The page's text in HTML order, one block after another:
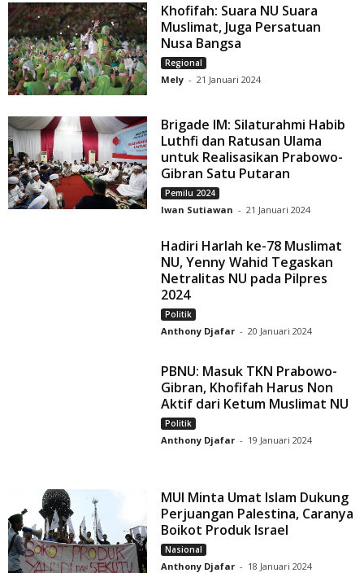
Khofifah: Suara NU Suara
Muslimat, Juga Persatuan
Nusa Bangsa
Regional
Mely - 21 Januari 2024
Brigade IM: Silaturahmi Habib
Luthfi dan Ratusan Ulama
untuk Realisasikan Prabowo-
Gibran Satu Putaran
Pemilu 2024
Iwan Sutiawan - 21 Januari 2024
Hadiri Harlah ke-78 Muslimat
NU, Yenny Wahid Tegaskan
Netralitas NU pada Pilpres
2024
Politik
Anthony Djafar - 20 Januari 2024
PBNU: Masuk TKN Prabowo-
Gibran, Khofifah Harus Non
Aktif dari Ketum Muslimat NU
Politik
Anthony Djafar - 19 Januari 2024
MUI Minta Umat Islam Dukung
Perjuangan Palestina, Caranya
Boikot Produk Israel
Nasional
Anthony Djafar - 18 Januari 2024